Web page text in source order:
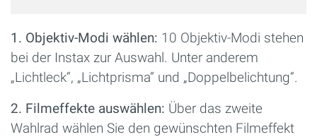
1. Objektiv-Modi wählen: 10 Objektiv-Modi stehen
bei der Instax zur Auswahl. Unter anderem
„Lichtleck“, „Lichtprisma“ und „Doppelbelichtung“.
2. Filmeffekte auswählen: Über das zweite
Wahlrad wählen Sie den gewünschten Filmeffekt